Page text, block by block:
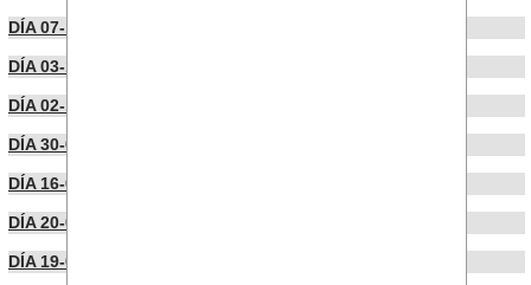
DÍA 07-10-2024
DÍA 03-10-2024
DÍA 02-10-2024
DÍA 30-09-2024
DÍA 16-09-2024
DÍA 20-06-2024
DÍA 19-06-2024